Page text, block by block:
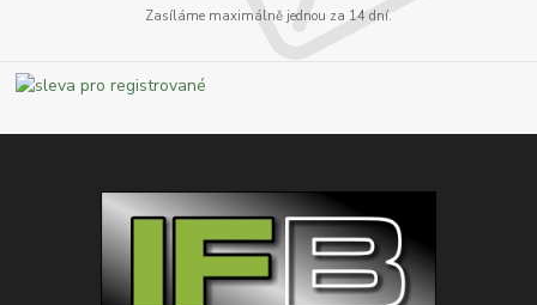
Zasíláme maximálně jednou za 14 dní.